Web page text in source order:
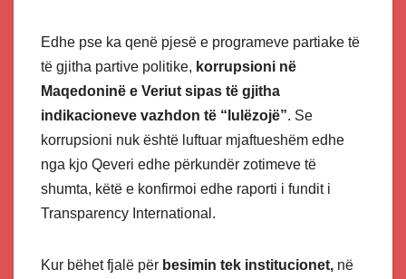
Edhe pse ka qenë pjesë e programeve partiake të
të gjitha partive politike, korrupsioni në
Maqedoninë e Veriut sipas të gjitha
indikacioneve vazhdon të “lulëzojë”. Se
korrupsioni nuk është luftuar mjaftueshëm edhe
nga kjo Qeveri edhe përkundër zotimeve të
shumta, këtë e konfirmoi edhe raporti i fundit i
Transparency International.
Kur bëhet fjalë për besimin tek institucionet, në